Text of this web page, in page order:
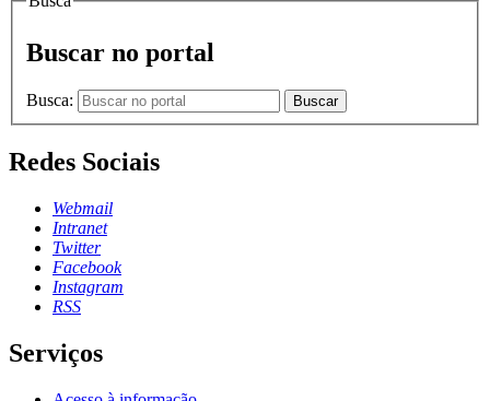
Buscar no portal
Busca: Buscar
Redes Sociais
Webmail
Intranet
Twitter
Facebook
Instagram
RSS
Serviços